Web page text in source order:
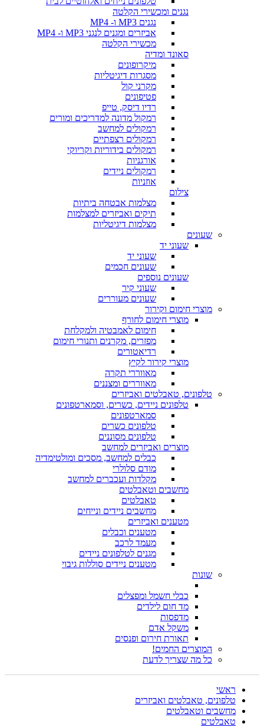
נגנים ומכשירי הקלטה
נגנים MP3 ו- MP4
אביזרים ומגנים לנגני MP3 ו- MP4
מכשירי הקלטה
סאונד ומדיה
מיקרופונים
מסגרות דיגיטליות
מקרני קול
פטיפונים
רדיו דיסק, טייפ
רמקול מדונה למדריכים ומורים
רמקולים למחשב
רמקולים רצפתיים
רמקולים בידוריות וקריוקי
אורגניות
רמקולים ניידים
אוזניות
צילום
מצלמות אבטחה ביתיות
תיקים ואביזרים למצלמות
מצלמות דיגיטליות
שעונים
שעוני יד
שעוני יד
שעונים חכמים
שעונים נוספים
שעוני קיר
שעונים מעוררים
מוצרי חימום וקירור
מוצרי חימום לחורף
חימום לאמבטיה ולמקלחת
מפזרים, מקרנים ותנורי חימום
רדיאטורים
מוצרי קירור לקיץ
מאווררי תקרה
מאווררים ומצננים
טלפונים, טאבלטים ואביזרים
טלפונים ניידים, כשרים, וסמארטפונים
סמארטפונים
טלפונים כשרים
טלפונים מסוננים
מוצרים ואביזרים למחשב
כבלים למחשב, מסכים ומולטימדיה
מודם סלולרי
מקלדות ועכברים למחשב
מחשבים וטאבלטים
טאבלטים
מחשבים ניידים ונייחים
מטענים ואביזרים
מטענים וכבלים
מעמד לרכב
מגנים לטלפונים ניידים
מטענים ניידים סוללות גיבוי
שונות
כבלי חשמל ומפצלים
מד חום לילדים
מדפסות
משקל אדם
תאורת חירום ופנסים
המוצרים החמים!
כל מה שצריך לדעת
ראשי
טלפונים, טאבלטים ואביזרים
מחשבים וטאבלטים
טאבלטים